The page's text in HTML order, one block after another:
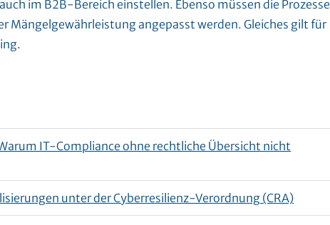
im B2B-Bereich einstellen. Ebenso müssen die Prozesse
Mängelgewährleistung angepasst werden. Gleiches gilt für
IT-Compliance ohne rechtliche Übersicht nicht
unter der Cyberresilienz-Verordnung (CRA)